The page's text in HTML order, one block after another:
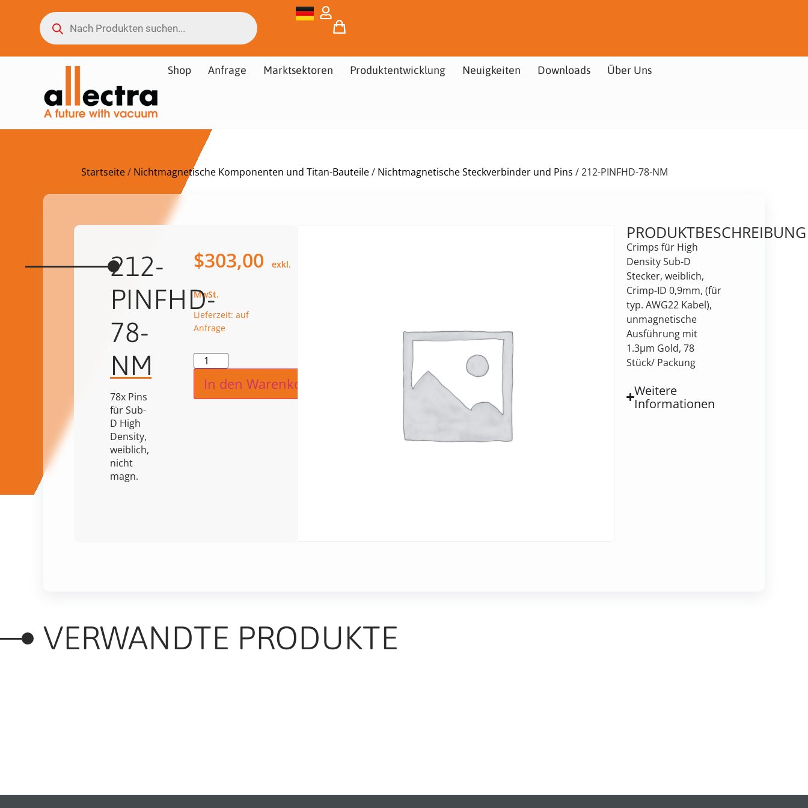
Shop Anfrage Marktsektoren Produktentwicklung Neuigkeiten Downloads Über Uns
Startseite/ Nichtmagnetische Komponenten und Titan-Bauteile/ Nichtmagnetische Steckverbinder und Pins / 212-PINFHD-78-NM
212-
PINFHD-
78-
NM
78x Pins
für Sub-
D High
Density,
weiblich,
nicht
magn.
$303,00
Lieferzeit: auf
Anfrage
In den Warenkorb
PRODUKTBESCHREIBUNG
Crimps für High
Density Sub-D
Stecker, weiblich,
Crimp-ID 0,9mm, (für
typ. AWG22 Kabel),
unmagnetische
Ausführung mit
1.3µm Gold, 78
Stück/ Packung
Weitere
Informationen
VERWANDTE PRODUKTE